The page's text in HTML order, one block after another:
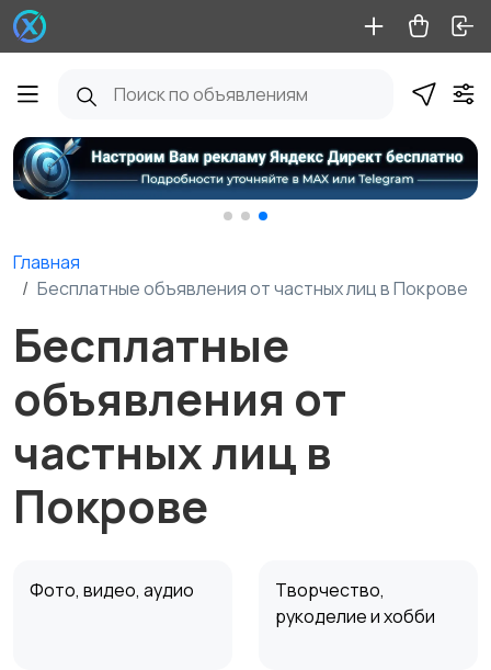
Главная
Бесплатные объявления от частных лиц в Покрове
Бесплатные
объявления от
частных лиц в
Покрове
Фото, видео, аудио
Творчество,
рукоделие и хобби